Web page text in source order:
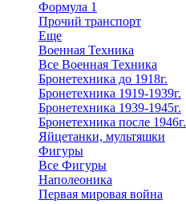
Формула 1
Прочий транспорт
Еще
Военная Техника
Все Военная Техника
Бронетехника до 1918г.
Бронетехника 1919-1939г.
Бронетехника 1939-1945г.
Бронетехника после 1946г.
Яйцетанки, мультяшки
Фигуры
Все Фигуры
Наполеоника
Первая мировая война